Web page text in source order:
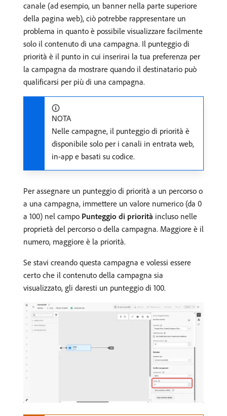
canale (ad esempio, un banner nella parte superiore
della pagina web), ciò potrebbe rappresentare un
problema in quanto è possibile visualizzare facilmente
solo il contenuto di una campagna. Il punteggio di
priorità è il punto in cui inserirai la tua preferenza per
la campagna da mostrare quando il destinatario può
qualificarsi per più di una campagna.
NOTA
Nelle campagne, il punteggio di priorità è
disponibile solo per i canali in entrata web,
in-app e basati su codice.
Per assegnare un punteggio di priorità a un percorso o
a una campagna, immettere un valore numerico (da 0
a 100) nel campo Punteggio di priorità incluso nelle
proprietà del percorso o della campagna. Maggiore è il
numero, maggiore è la priorità.
Se stavi creando questa campagna e volessi essere
certo che il contenuto della campagna sia
visualizzato, gli daresti un punteggio di 100.